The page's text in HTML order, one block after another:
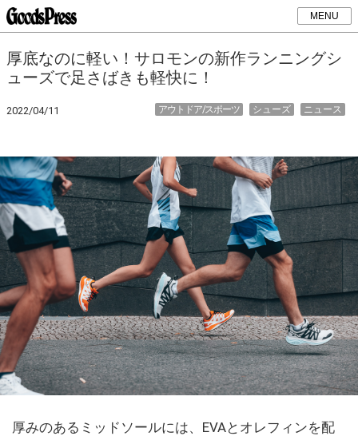
MENU
厚底なのに軽い！サロモンの新作ランニングシ
ューズで足さばきも軽快に！
2022/04/11 ニュース
シューズ
アウトドア/スポーツ
厚みのあるミッドソールには、EVAとオレフィンを配